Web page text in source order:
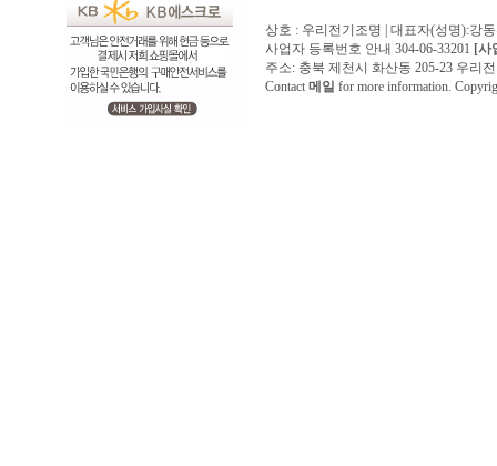
상호 : 우리전기조명 | 대표자(성명):강
사업자 등록번호 안내 304-06-33201 [사
주소: 충북 제천시 화산동 205-23 우리
Contact 메일 for more information.